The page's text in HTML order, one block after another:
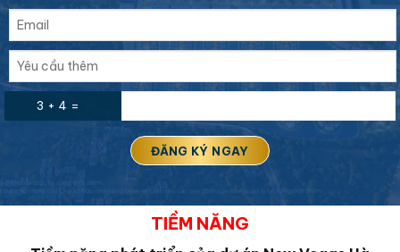
3 + 4 =
TIỀM NĂNG